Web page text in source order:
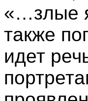
«…злые
также
идет